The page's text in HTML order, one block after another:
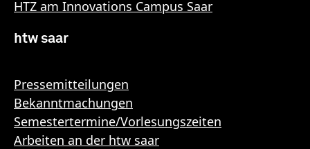
HTZ am Innovations Campus Saar
htw saar
Pressemitteilungen
Bekanntmachungen
Semestertermine/Vorlesungszeiten
Arbeiten an der htw saar